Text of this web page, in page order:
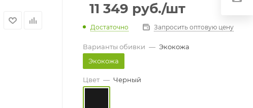
11 349 руб./шт
Достаточно Запросить оптовую цену
Варианты обивки — Экокожа
Экокожа
Цвет — Черный